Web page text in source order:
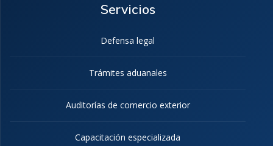
Servicios
Defensa legal
Trámites aduanales
Auditorías de comercio exterior
Capacitación especializada